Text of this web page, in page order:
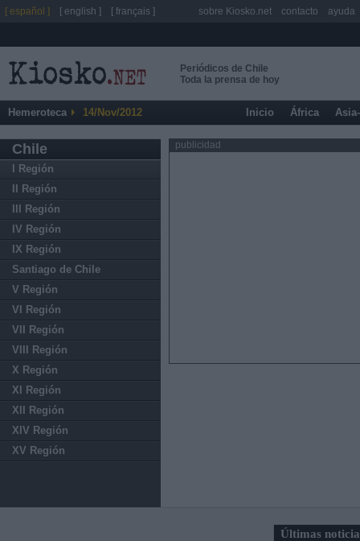
Periódicos de Chile
Toda la prensa de hoy
Hemeroteca 14/Nov/2012 Inicio África
Chile
I Región
II Región
III Región
IV Región
IX Región
Santiago de Chile
V Región
VI Región
VII Región
VIII Región
X Región
XI Región
XII Región
XIV Región
XV Región
publicidad
Últimas
[ español ] [ english ] [ français ] sobre Kiosko.net contacto ayuda